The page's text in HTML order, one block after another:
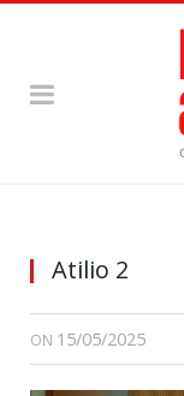
Atilio 2
ON 15/05/2025